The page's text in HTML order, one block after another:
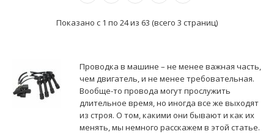
Показано с 1 по 24 из 63 (всего 3 страниц)
Проводка в машине – не менее важная часть,
чем двигатель, и не менее требовательная.
Вообще-то провода могут прослужить
длительное время, но иногда все же выходят
из строя. О том, какими они бывают и как их
менять, мы немного расскажем в этой статье.